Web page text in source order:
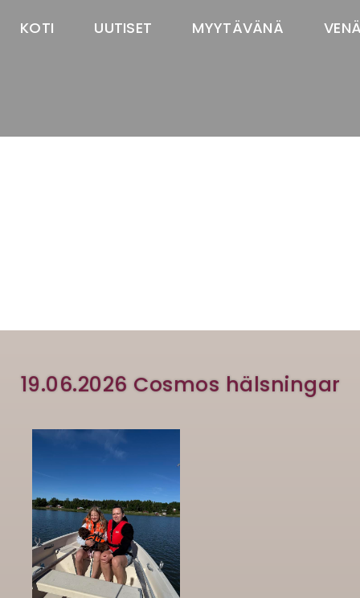
KOTI UUTISET MYYTÄVÄNÄ
19.06.2026 Cosmos hälsningar